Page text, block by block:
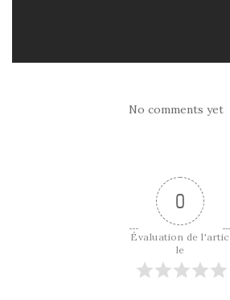
No comments yet
0
Évaluation de l'artic
le